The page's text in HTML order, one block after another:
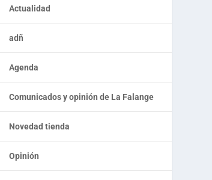
Actualidad
adñ
Agenda
Comunicados y opinión de La Falange
Novedad tienda
Opinión